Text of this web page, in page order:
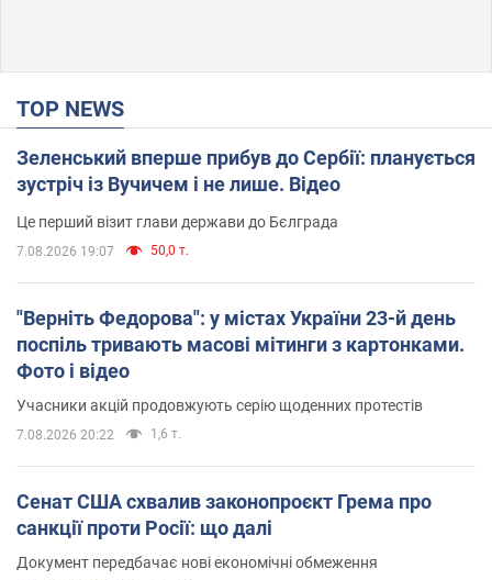
TOP NEWS
Зеленський вперше прибув до Сербії: планується
зустріч із Вучичем і не лише. Відео
Це перший візит глави держави до Бєлграда
7.08.2026 19:07 50,0 т.
"Верніть Федорова": у містах України 23-й день
поспіль тривають масові мітинги з картонками.
Фото і відео
Учасники акцій продовжують серію щоденних протестів
7.08.2026 20:22 1,6 т.
Сенат США схвалив законопроєкт Грема про
санкції проти Росії: що далі
Документ передбачає нові економічні обмеження